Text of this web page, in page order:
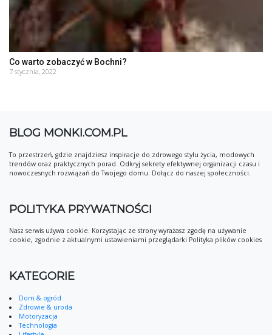
Co warto zobaczyć w Bochni?
7 stycznia, 2022
BLOG MONKI.COM.PL
To przestrzeń, gdzie znajdziesz inspiracje do zdrowego stylu życia, modowych
trendów oraz praktycznych porad. Odkryj sekrety efektywnej organizacji czasu i
nowoczesnych rozwiązań do Twojego domu. Dołącz do naszej społeczności.
POLITYKA PRYWATNOŚCI
Nasz serwis używa cookie. Korzystając ze strony wyrażasz zgodę na używanie
cookie, zgodnie z aktualnymi ustawieniami przeglądarki Polityka plików cookies
KATEGORIE
Dom & ogród
Zdrowie & uroda
Motoryzacja
Technologia